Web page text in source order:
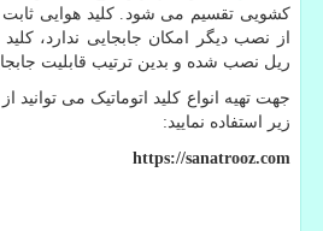
کشویی تقسیم می شود. کلید هوایی
از نصب دیگر امکان جابجایی ندارد،
ریل نصب شده و بدین ترتیب قابلیت
جهت تهیه انواع کلید اتوماتیک می توانید از
زیر استفاده نمایید:
https://sanatrooz.com